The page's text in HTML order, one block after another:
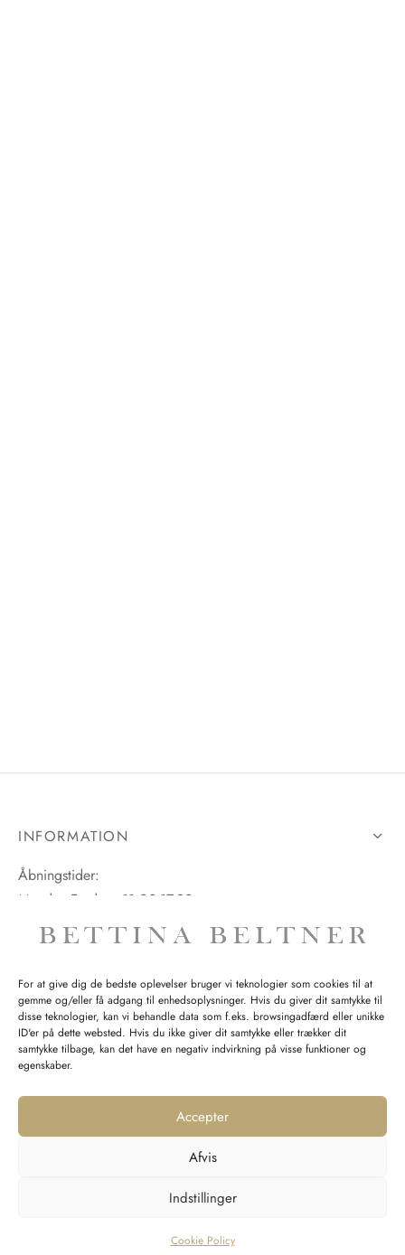
For at give dig de bedste oplevelser bruger vi teknologier som cookies til at
gemme og/eller få adgang til enhedsoplysninger. Hvis du giver dit samtykke til
disse teknologier, kan vi behandle data som f.eks. browsingadfærd eller unikke
ID'er på dette websted. Hvis du ikke giver dit samtykke eller trækker dit
samtykke tilbage, kan det have en negativ indvirkning på visse funktioner og
egenskaber.
Accepter
Afvis
Indstillinger
Cookie Policy
INFORMATION
Åbningstider:
Mandag-Fredag: 11.00-17.30
Lørdag: 11.00-15.00
SPØRGSMÅL WEBORDRE
BUTIK BETTINA BELTNER
Returnering
Handelsvilkår
Persondata